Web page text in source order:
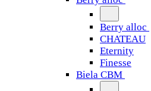
Berry alloc
CHATEAU
Eternity
Finesse
Biela CBM